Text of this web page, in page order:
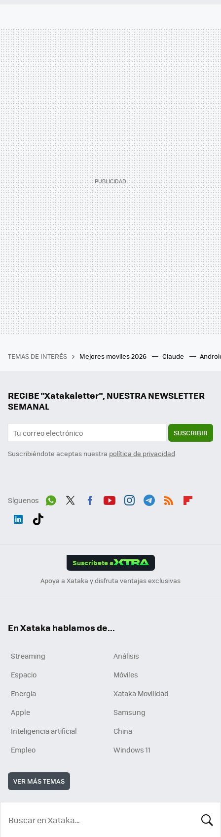
TEMAS DE INTERÉS Mejores moviles 2026 Claude
RECIBE "Xatakaletter", NUESTRA NEWSLETTER
SEMANAL
SUSCRIBIR
Suscribiéndote aceptas nuestra política de privacidad
Síguenos
Suscríbete a
Apoya a Xataka y disfruta ventajas exclusivas
En Xataka hablamos de...
Streaming
Análisis
Espacio
Móviles
Energía
Xataka Movilidad
Apple
Samsung
Inteligencia artificial
China
Empleo
Windows 11
VER MÁS TEMAS